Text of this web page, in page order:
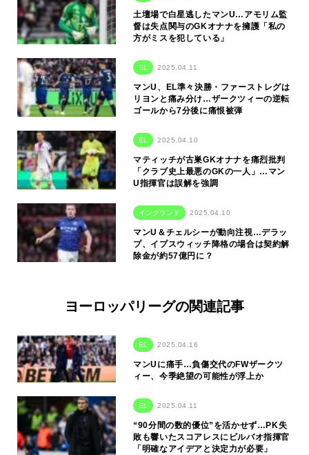
土壇場で白星逃したマンU…アモリム監
督は失点関与のGKオナナを擁護「私の
方がミスを犯している」
EL 2025.04.11
マンU、EL準々決勝・ファーストレグは
リヨンと痛み分け…ザークツィーの逆転
ゴールから7分後に痛恨被弾
EL 2025.04.10
マティッチが古巣GKオナナを痛烈批判
「クラブ史上最悪のGKの一人」…マン
U指揮官は誤解を強調
イングランド 2025.04.10
マンU＆チェルシーが動向注視…デラッ
プ、イプスウィッチ降格の場合は契約解
除金が約57億円に？
ヨーロッパリーグの関連記事
EL 2025.04.16
マンUに痛手…負傷交代のFWザークツ
ィー、今季絶望の可能性が浮上か
EL 2025.04.11
“90分間の数的優位”を活かせず…PK失
敗も響いたスコアレスにビルバオ指揮官
「明確なアイデアと決定力が必要」